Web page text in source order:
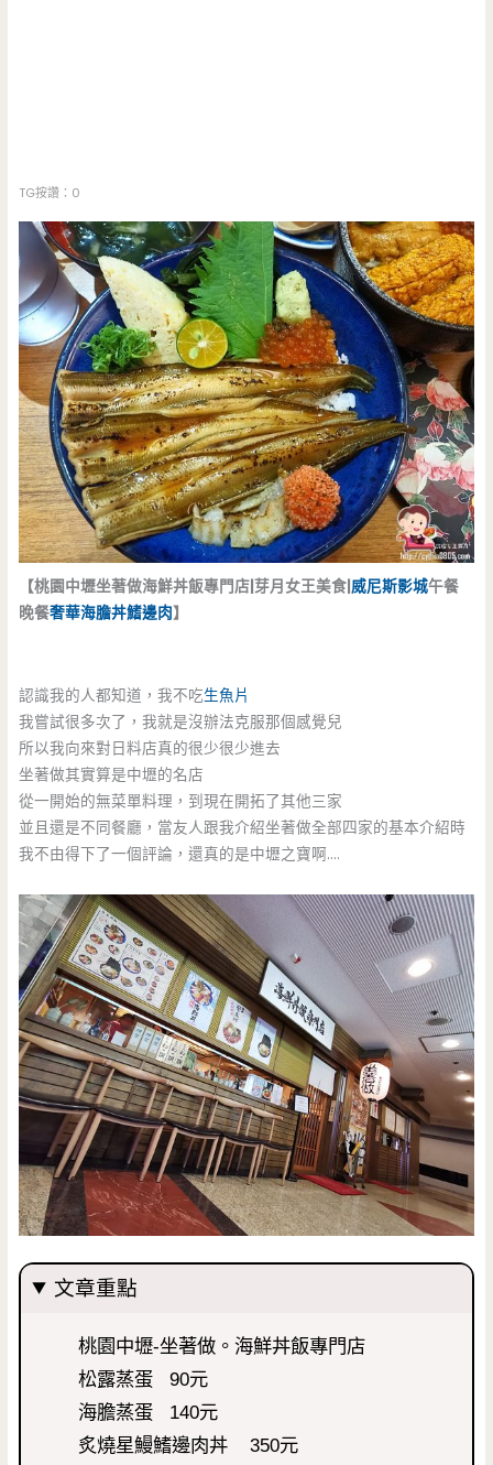
TG按讚：0
【桃園中壢坐著做海鮮丼飯專門店|芽月女王美食|威尼斯影城午餐
晚餐奢華海膽丼鰭邊肉】
認識我的人都知道，我不吃生魚片
我嘗試很多次了，我就是沒辦法克服那個感覺兒
所以我向來對日料店真的很少很少進去
坐著做其實算是中壢的名店
從一開始的無菜單料理，到現在開拓了其他三家
並且還是不同餐廳，當友人跟我介紹坐著做全部四家的基本介紹時
我不由得下了一個評論，還真的是中壢之寶啊….
文章重點
桃園中壢-坐著做。海鮮丼飯專門店
松露蒸蛋 90元
海膽蒸蛋 140元
炙燒星鰻鰭邊肉丼 350元